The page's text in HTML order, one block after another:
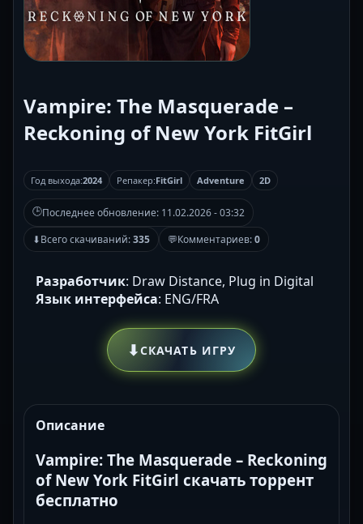
Vampire: The Masquerade –
Reckoning of New York FitGirl
Год выхода:2024 Репакер:FitGirl Adventure 2D
🕒Последнее обновление: 11.02.2026 - 03:32
⬇Всего скачиваний:335 💬Комментариев:0
Разработчик: Draw Distance, Plug in Digital
Язык интерфейса: ENG/FRA
⬇СКАЧАТЬ ИГРУ
Описание
Vampire: The Masquerade – Reckoning
of New York FitGirl скачать торрент
бесплатно